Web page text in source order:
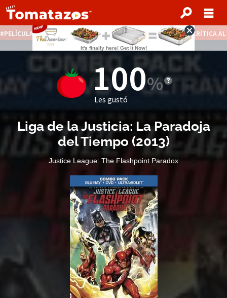
PELÍCULAS STREAMING GRATIS NOTICIAS DESTACADAS CRÍTICA
100
Les gustó
Liga de la Justicia: La Paradoja
del Tiempo (2013)
Justice League: The Flashpoint Paradox